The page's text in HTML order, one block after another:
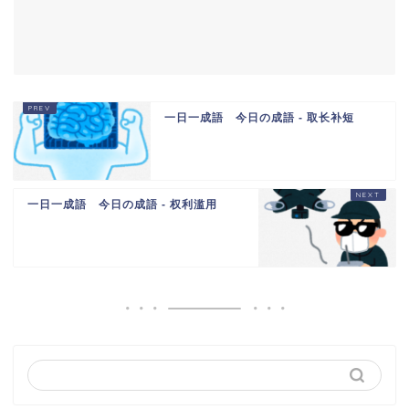
一日一成語 今日の成語 - 取长补短
一日一成語 今日の成語 - 权利滥用